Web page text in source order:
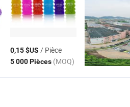
0,15 $US / Pièce
5 000 Pièces (MOQ)